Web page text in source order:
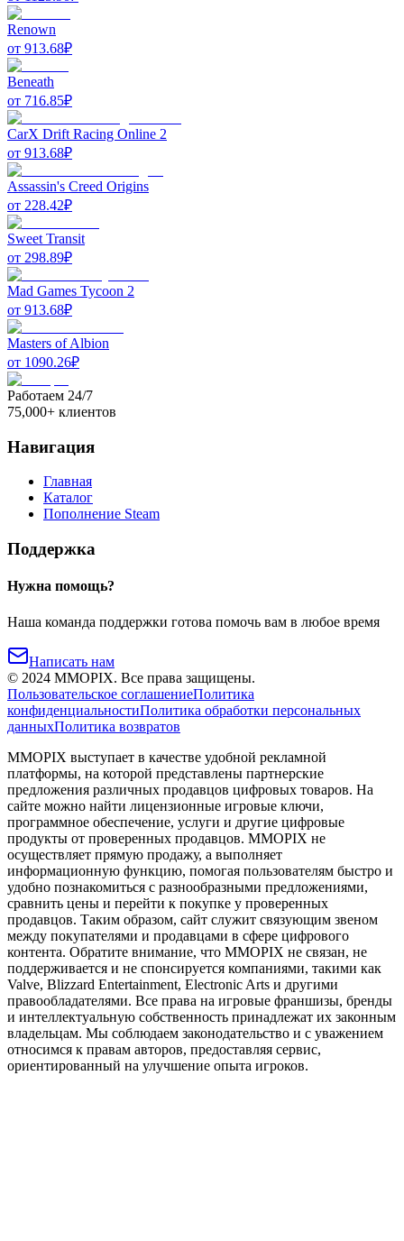
Renown
от 913.68₽
Beneath
от 716.85₽
CarX Drift Racing Online 2
от 913.68₽
Assassin's Creed Origins
от 228.42₽
Sweet Transit
от 298.89₽
Mad Games Tycoon 2
от 913.68₽
Masters of Albion
от 1090.26₽
Работаем 24/7
75,000+ клиентов
Навигация
Главная
Каталог
Пополнение Steam
Поддержка
Нужна помощь?
Наша команда поддержки готова помочь вам в любое время
Написать нам
© 2024 MMOPIX. Все права защищены.
Пользовательское соглашениеПолитика
конфиденциальностиПолитика обработки персональных
данныхПолитика возвратов
MMOPIX выступает в качестве удобной рекламной
платформы, на которой представлены партнерские
предложения различных продавцов цифровых товаров. На
сайте можно найти лицензионные игровые ключи,
программное обеспечение, услуги и другие цифровые
продукты от проверенных продавцов. MMOPIX не
осуществляет прямую продажу, а выполняет
информационную функцию, помогая пользователям быстро и
удобно познакомиться с разнообразными предложениями,
сравнить цены и перейти к покупке у проверенных
продавцов. Таким образом, сайт служит связующим звеном
между покупателями и продавцами в сфере цифрового
контента. Обратите внимание, что MMOPIX не связан, не
поддерживается и не спонсируется компаниями, такими как
Valve, Blizzard Entertainment, Electronic Arts и другими
правообладателями. Все права на игровые франшизы, бренды
и интеллектуальную собственность принадлежат их законным
владельцам. Мы соблюдаем законодательство и с уважением
относимся к правам авторов, предоставляя сервис,
ориентированный на улучшение опыта игроков.